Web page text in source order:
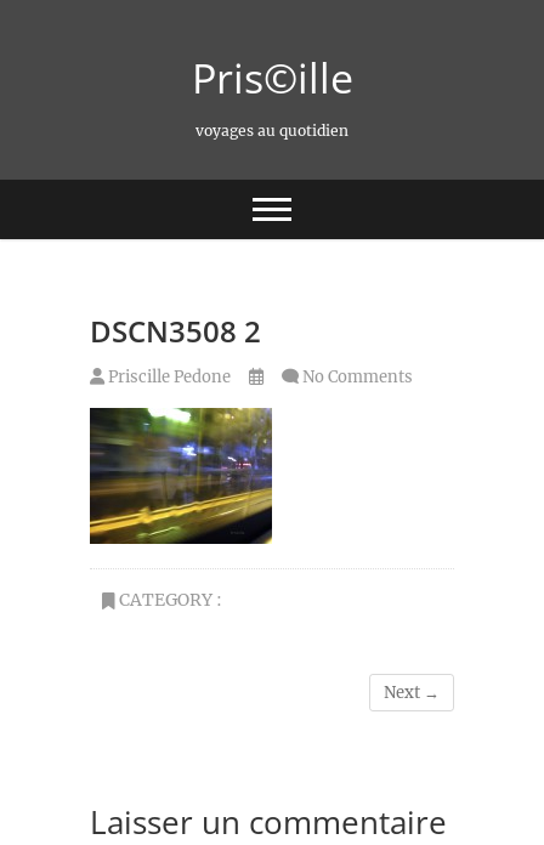
Pris©ille
voyages au quotidien
DSCN3508 2
Priscille Pedone No Comments
CATEGORY :
Next →
Laisser un commentaire